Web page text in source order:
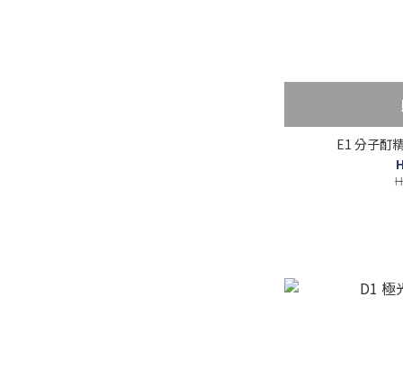
E1 分子酊